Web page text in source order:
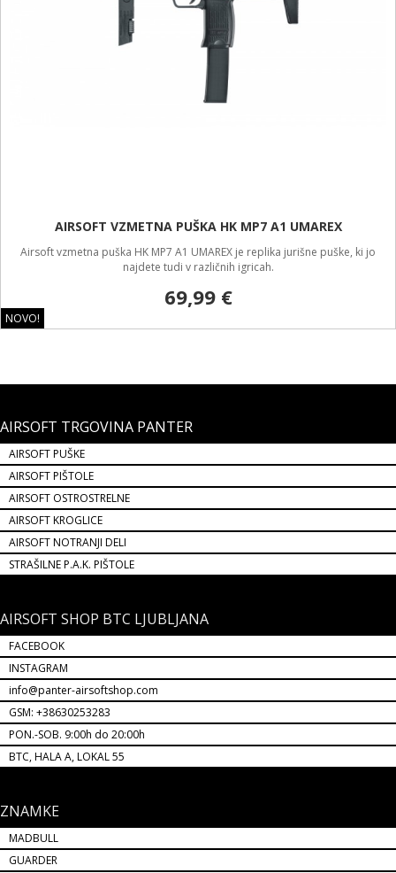
NOVO!
AIRSOFT VZMETNA PUŠKA HK MP7 A1 UMAREX
Airsoft vzmetna puška HK MP7 A1 UMAREX je replika jurišne puške, ki jo
najdete tudi v različnih igricah.
69,99 €
AIRSOFT TRGOVINA PANTER
AIRSOFT PUŠKE
AIRSOFT PIŠTOLE
AIRSOFT OSTROSTRELNE
AIRSOFT KROGLICE
AIRSOFT NOTRANJI DELI
STRAŠILNE P.A.K. PIŠTOLE
AIRSOFT SHOP BTC LJUBLJANA
FACEBOOK
INSTAGRAM
info@panter-airsoftshop.com
GSM: +38630253283
PON.-SOB. 9:00h do 20:00h
BTC, HALA A, LOKAL 55
ZNAMKE
MADBULL
GUARDER